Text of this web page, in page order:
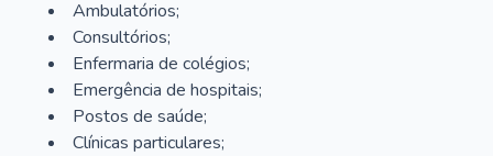
Ambulatórios;
Consultórios;
Enfermaria de colégios;
Emergência de hospitais;
Postos de saúde;
Clínicas particulares;